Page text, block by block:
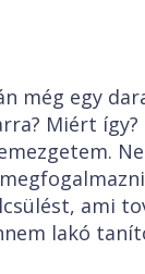
még egy
Miért így?
ami
lakó